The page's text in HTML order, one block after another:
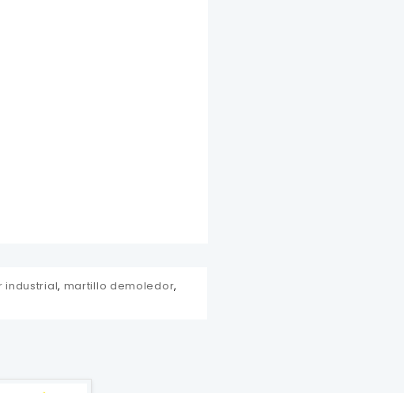
industrial, martillo demoledor,